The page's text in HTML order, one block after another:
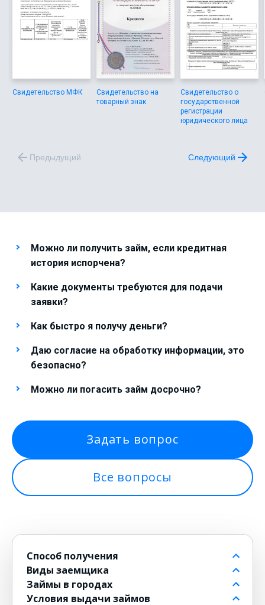
Свидетельство МФК
Свидетельство на
товарный знак
Свидетельство о
государственной
регистрации
юридического лица
Предыдущий Следующий
Можно ли получить займ, если кредитная
история испорчена?
Какие документы требуются для подачи
заявки?
Как быстро я получу деньги?
Даю согласие на обработку информации, это
безопасно?
Можно ли погасить займ досрочно?
Задать вопрос
Все вопросы
Способ получения
На банковский счет
Через контакт
На карту
Виды заемщика
Пенсионерам до 80 лет
Для должников
Займы в городах
в Москве
Условия выдачи займов